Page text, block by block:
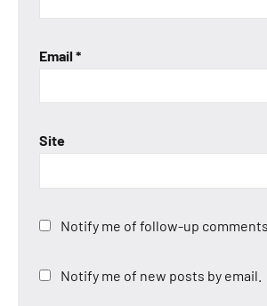
Email *
Site
Notify me of follow-up comments
Notify me of new posts by email.